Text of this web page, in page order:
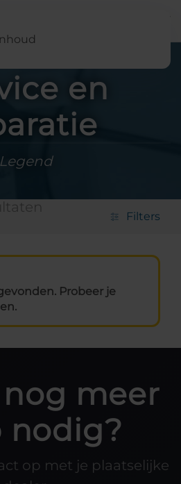
en
Legend
Filters
Probeer je
meer
nodig?
op met je plaatselijke